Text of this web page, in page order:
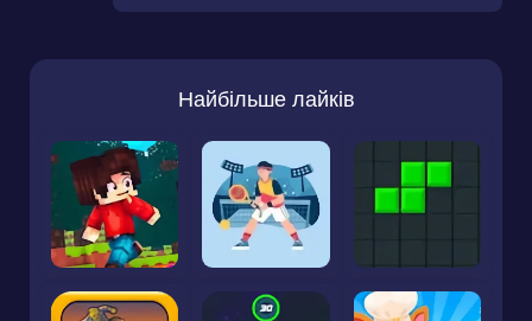
Найбільше лайків